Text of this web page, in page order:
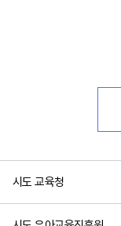
시도 교육청